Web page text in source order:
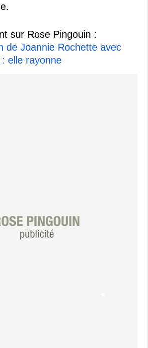
sur Rose Pingouin :
de Joannie Rochette avec
elle rayonne